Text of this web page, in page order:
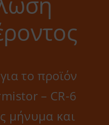
το προϊόν
– CR-6
μήνυμα και